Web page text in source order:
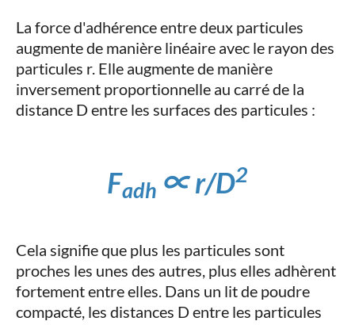
La force d'adhérence entre deux particules
augmente de manière linéaire avec le rayon des
particules r. Elle augmente de manière
inversement proportionnelle au carré de la
distance D entre les surfaces des particules :
Fadh ​∝ r/D2​
Cela signifie que plus les particules sont
proches les unes des autres, plus elles adhèrent
fortement entre elles. Dans un lit de poudre
compacté, les distances D entre les particules